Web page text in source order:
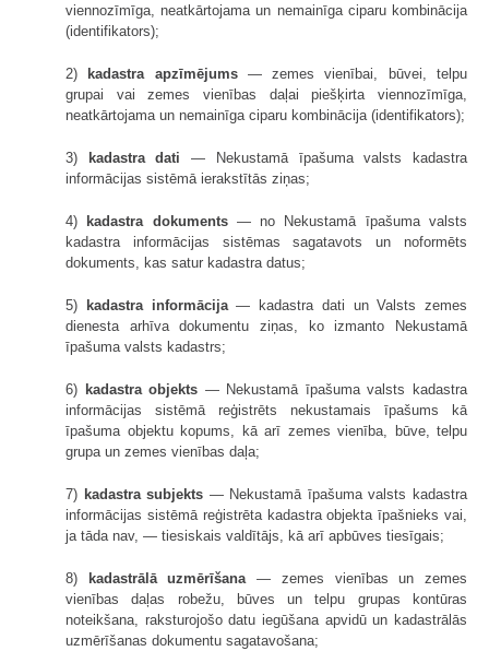
viennozīmīga, neatkārtojama un nemainīga ciparu kombinācija
(identifikators);
2) kadastra apzīmējums— zemes vienībai, būvei, telpu
grupai vai zemes vienības daļai piešķirta viennozīmīga,
neatkārtojama un nemainīga ciparu kombinācija (identifikators);
3) kadastra dati — Nekustamā īpašuma valsts kadastra
informācijas sistēmā ierakstītās ziņas;
4) kadastra dokuments— no Nekustamā īpašuma valsts
kadastra informācijas sistēmas sagatavots un noformēts
dokuments, kas satur kadastra datus;
5) kadastra informācija— kadastra dati un Valsts zemes
dienesta arhīva dokumentu ziņas, ko izmanto Nekustamā
īpašuma valsts kadastrs;
6) kadastra objekts — Nekustamā īpašuma valsts kadastra
informācijas sistēmā reģistrēts nekustamais īpašums kā
īpašuma objektu kopums, kā arī zemes vienība, būve, telpu
grupa un zemes vienības daļa;
7) kadastra subjekts — Nekustamā īpašuma valsts kadastra
informācijas sistēmā reģistrēta kadastra objekta īpašnieks vai,
ja tāda nav, — tiesiskais valdītājs, kā arī apbūves tiesīgais;
8) kadastrālā uzmērīšana — zemes vienības un zemes
vienības daļas robežu, būves un telpu grupas kontūras
noteikšana, raksturojošo datu iegūšana apvidū un kadastrālās
uzmērīšanas dokumentu sagatavošana;